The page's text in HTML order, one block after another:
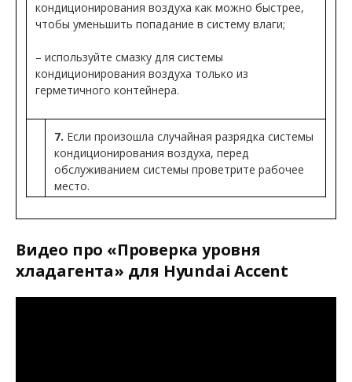
кондиционирования воздуха как можно быстрее,
чтобы уменьшить попадание в систему влаги;
– используйте смазку для системы
кондиционирования воздуха только из
герметичного контейнера.
7. Если произошла случайная разрядка системы
кондиционирования воздуха, перед
обслуживанием системы проветрите рабочее
место.
Видео про «Проверка уровня
хладагента» для Hyundai Accent